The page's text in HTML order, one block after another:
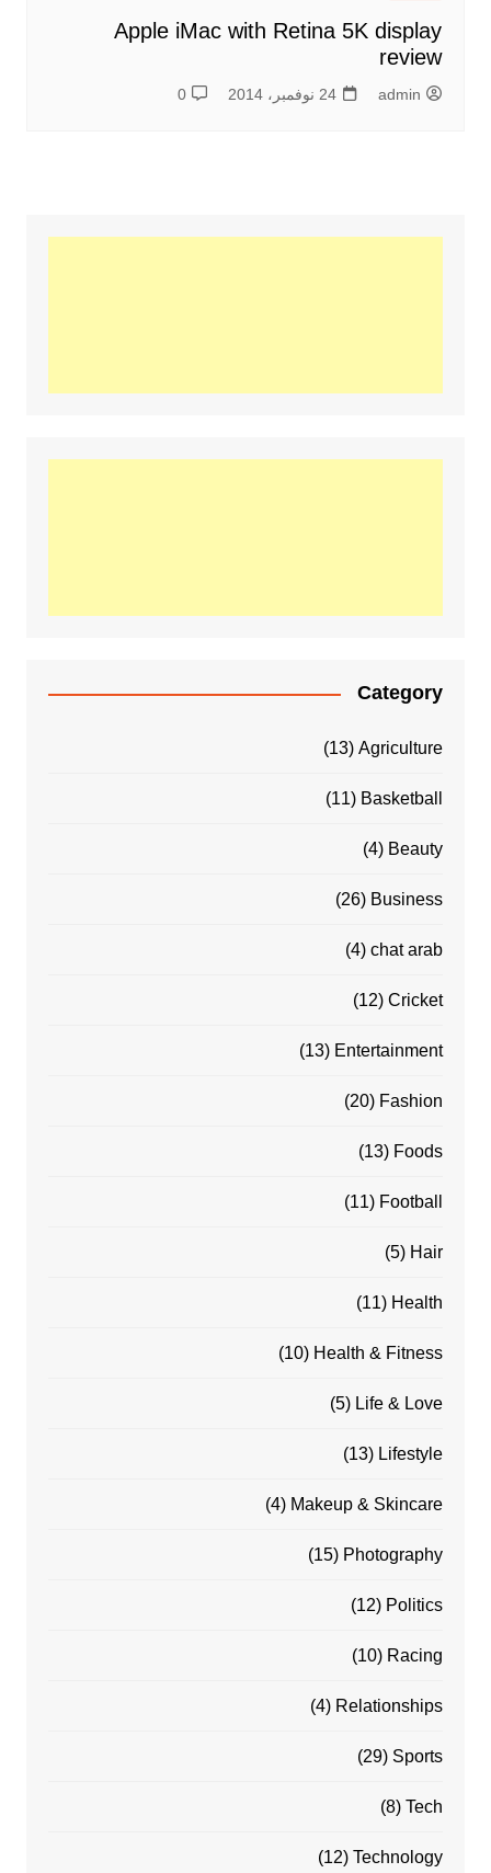
Apple iMac with Retina 5K display
review
admin 24 نوفمبر، 2014 0
Category
Agriculture
(13)
Basketball
(11)
Beauty
(4)
Business
(26)
chat arab
(4)
Cricket
(12)
Entertainment
(13)
Fashion
(20)
Foods
(13)
Football
(11)
Hair
(5)
Health
(11)
Health & Fitness
(10)
Life & Love
(5)
Lifestyle
(13)
Makeup & Skincare
(4)
Photography
(15)
Politics
(12)
Racing
(10)
Relationships
(4)
Sports
(29)
Tech
(8)
Technology
(12)